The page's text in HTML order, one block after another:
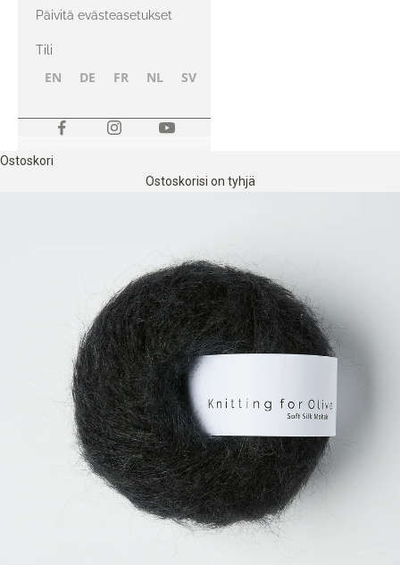
kanssa
Päivitä evästeasetukset
Tili
EN DE FR NL SV
Ostoskori
Ostoskorisi on tyhjä